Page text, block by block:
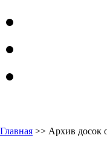
Главная >> Архив досок